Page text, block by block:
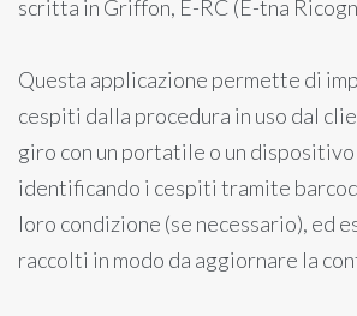
scritta in Griffon, E-RC (E-tna
Questa applicazione permette di
cespiti dalla procedura in uso dal
giro con un portatile o un
identificando i cespiti tramite
loro condizione (se necessario), ed
raccolti in modo da aggiornare la